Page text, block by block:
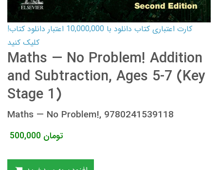
کارت اعتباری کتاب دانلود با 10,000,000 اعتبار دانلود کتاب!
کلیک کنید
Maths — No Problem! Addition
and Subtraction, Ages 5-7 (Key
Stage 1)
Maths — No Problem!, 9780241539118
500,000 تومان